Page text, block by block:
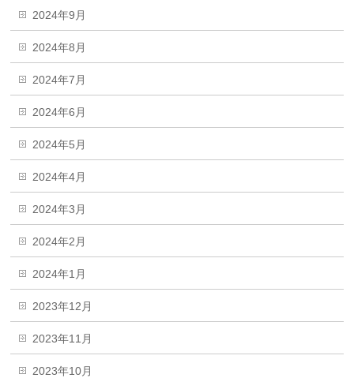
2024年9月
2024年8月
2024年7月
2024年6月
2024年5月
2024年4月
2024年3月
2024年2月
2024年1月
2023年12月
2023年11月
2023年10月